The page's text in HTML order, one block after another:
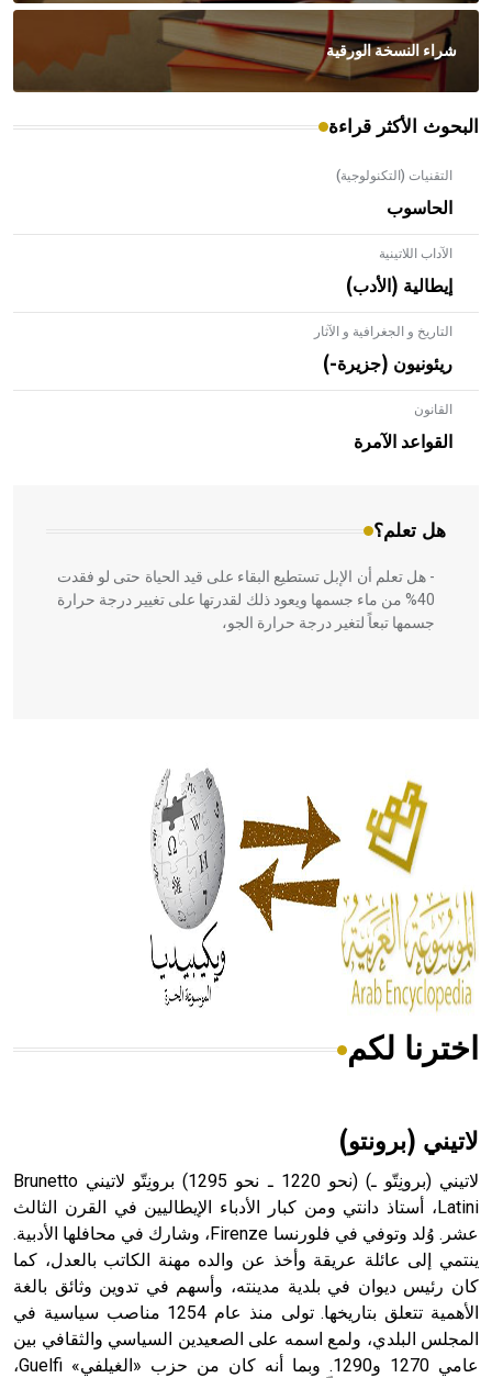
شراء النسخة الورقية
البحوث الأكثر قراءة
التقنيات (التكنولوجية)
الحاسوب
الآداب اللاتينية
إيطالية (الأدب)
التاريخ و الجغرافية و الآثار
ريئونيون (جزيرة-)
القانون
القواعد الآمرة
هل تعلم؟
- هل تعلم أن الأبلق نوع من الفنون الهندسية التي ارتبطت
بالعمارة الإسلامية في بلاد الشام ومصر خاصة، حيث يحرص
المعمار على بناء مداميكه وخاصة في الواجهات
- هل تعلم أن الإبل تستطيع البقاء على قيد الحياة حتى لو فقدت
40% من ماء جسمها ويعود ذلك لقدرتها على تغيير درجة حرارة
جسمها تبعاً لتغير درجة حرارة الجو،
الحكم، الأدلة، تنظيم التغذية، ورسالته في جروح الرأس. ويعود
له الفضل بأنه حرر الطب من الدين والفلسفة.
- هل تعلم أن المرجان إفراز حيواني يتكون في البحر ويتركب
من مادة كربونات الكلسيوم، وهو أحمر أو شديد الحمرة وهو
أجود أنواعه، ويمتاز بكبر الحجم ويسمى الش
هل تعلم أن الأبسيد كلمة فرنسية اللفظ تم اعتمادها مصطلحاً
- هل تعلم أن أبجر Abgar اسم معروف جيداً يعود إلى عدد من
الملوك الذين حكموا مدينة إديسا (الرها) من أبجر الأول وحتى
التاسع، وهم ينتسبون إلى أسرة أوسروين
اخترنا لكم
لاتيني (برونتو)
لاتيني (برونِتّو ـ) (نحو 1220 ـ نحو 1295) برونِتّو لاتيني Brunetto
Latini، أستاذ دانتي ومن كبار الأدباء الإيطاليين في القرن الثالث
عشر. وُلد وتوفي في فلورنسا Firenze، وشارك في محافلها الأدبية.
ينتمي إلى عائلة عريقة وأخذ عن والده مهنة الكاتب بالعدل، كما
كان رئيس ديوان في بلدية مدينته، وأسهم في تدوين وثائق بالغة
الأهمية تتعلق بتاريخها. تولى منذ عام 1254 مناصب سياسية في
المجلس البلدي، ولمع اسمه على الصعيدين السياسي والثقافي بين
عامي 1270 و1290. وبما أنه كان من حزب «الغيلفي» Guelfi،